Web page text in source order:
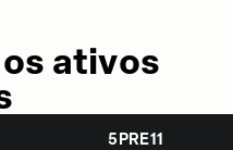
ativos
5PRE11